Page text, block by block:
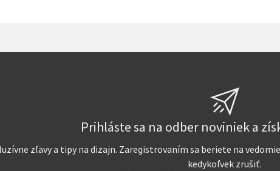
Prihláste sa na odber noviniek a
zľavy a tipy na dizajn. Zaregistrovaním sa beriete na
kedykoľvek zrušiť.